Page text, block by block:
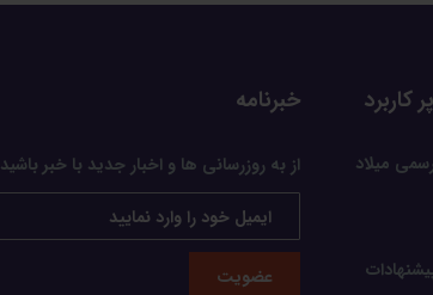
کاربرد
میلاد
خبرنامه
از به روزرسانی ها و اخبار جدید با خبر باشید
عضویت